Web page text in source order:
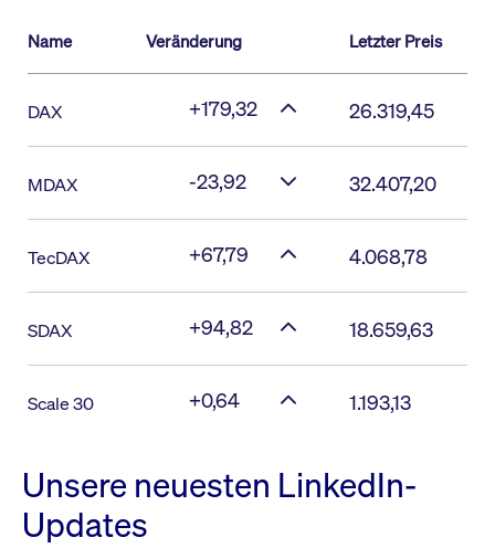
Name Veränderung Letzter Preis
DAX +179,32 26.319,45
MDAX -23,92 32.407,20
TecDAX +67,79 4.068,78
SDAX +94,82 18.659,63
Scale 30 +0,64 1.193,13
Unsere neuesten LinkedIn-
Updates